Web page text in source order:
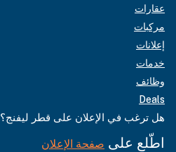
عقارات
مركبات
إعلانات
خدمات
وظائف
Deals
هل ترغب في الإعلان على قطر ليفنج؟
اطّلع على صفحة الإعلان